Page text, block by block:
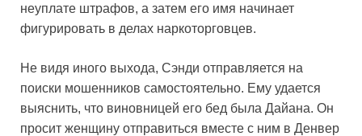
неуплате штрафов, а затем его имя начинает
фигурировать в делах наркоторговцев.
Не видя иного выхода, Сэнди отправляется на
поиски мошенников самостоятельно. Ему удается
выяснить, что виновницей его бед была Дайана. Он
просит женщину отправиться вместе с ним в Денвер